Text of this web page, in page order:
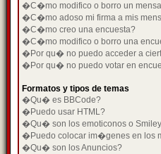
�C�mo modifico o borro un
�C�mo adoso mi firma a mis
�C�mo creo una encuesta?
�C�mo modifico o borro una
�Por qu� no puedo acceder a
�Por qu� no puedo votar en
Formatos y tipos de temas
�Qu� es BBCode?
�Puedo usar HTML?
�Qu� son los emoticonos o
�Puedo colocar im�genes en los
�Qu� son los Anuncios?